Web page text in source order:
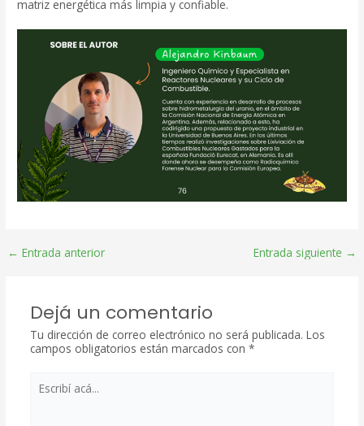
matriz energética más limpia y confiable.
Post
← Entrada anterior Entrada siguiente →
Dejá un comentario
Tu dirección de correo electrónico no será publicada. Los
campos obligatorios están marcados con *
acá...